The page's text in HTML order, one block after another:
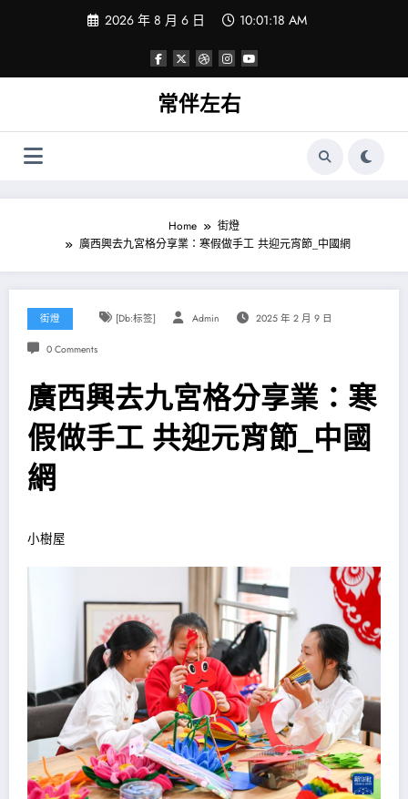
2026 年 8 月 6 日 10:01:18 AM
常伴左右
Home
街燈
廣西興去九宮格分享業：寒假做手工 共迎元宵節_中國網
街燈 [db:标签] Admin 2025 年 2 月 9 日
0 Comments
廣西興去九宮格分享業：寒
假做手工 共迎元宵節_中國
網
小樹屋